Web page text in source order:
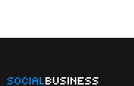
SOCIALBUSINESS